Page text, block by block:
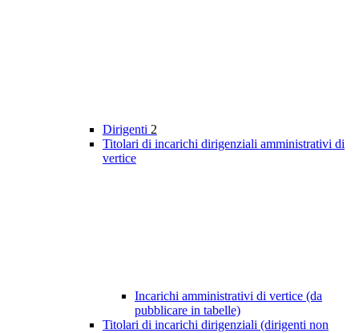
Dirigenti 2
Titolari di incarichi dirigenziali amministrativi di
vertice
Incarichi amministrativi di vertice (da
pubblicare in tabelle)
Titolari di incarichi dirigenziali (dirigenti non